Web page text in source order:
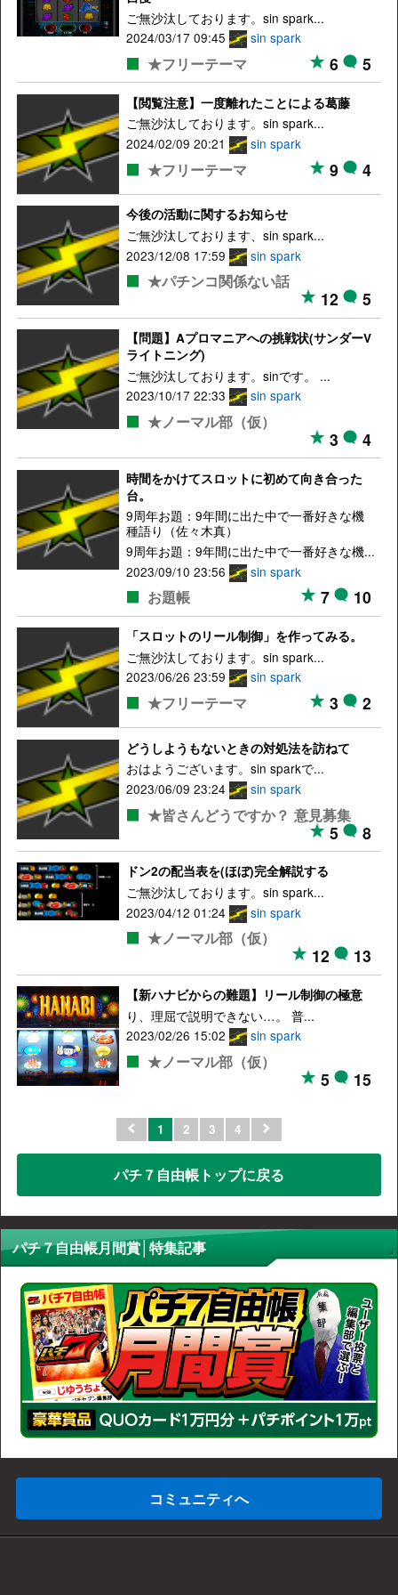
ご無沙汰しております。sin spark...
2024/03/17 09:45
sin spark
★フリーテーマ 6 5
【閲覧注意】一度離れたことによる葛藤
ご無沙汰しております。sin spark...
2024/02/09 20:21
sin spark
★フリーテーマ 9 4
今後の活動に関するお知らせ
ご無沙汰しております、sin spark...
2023/12/08 17:59
sin spark
★パチンコ関係ない話
12 5
【問題】Aプロマニアへの挑戦状(サンダーV
ライトニング)
ご無沙汰しております。sinです。 ...
2023/10/17 22:33
sin spark
★ノーマル部（仮）
3 4
時間をかけてスロットに初めて向き合った
台。
9周年お題：9年間に出た中で一番好きな機
種語り（佐々木真）
9周年お題：9年間に出た中で一番好きな機...
2023/09/10 23:56
sin spark
お題帳 7 10
「スロットのリール制御」を作ってみる。
ご無沙汰しております。sin spark...
2023/06/26 23:59
sin spark
★フリーテーマ 3 2
どうしようもないときの対処法を訪ねて
おはようございます。sin sparkで...
2023/06/09 23:24
sin spark
★皆さんどうですか？ 意見募集
5 8
ドン2の配当表を(ほぼ)完全解説する
ご無沙汰しております。sin spark...
2023/04/12 01:24
sin spark
★ノーマル部（仮）
12 13
【新ハナビからの難題】リール制御の極意
り、理屈で説明できない…。 普...
2023/02/26 15:02
sin spark
★ノーマル部（仮）
5 15
1 2 3 4
パチ７自由帳トップに戻る
パチ７自由帳月間賞│特集記事
コミュニティへ